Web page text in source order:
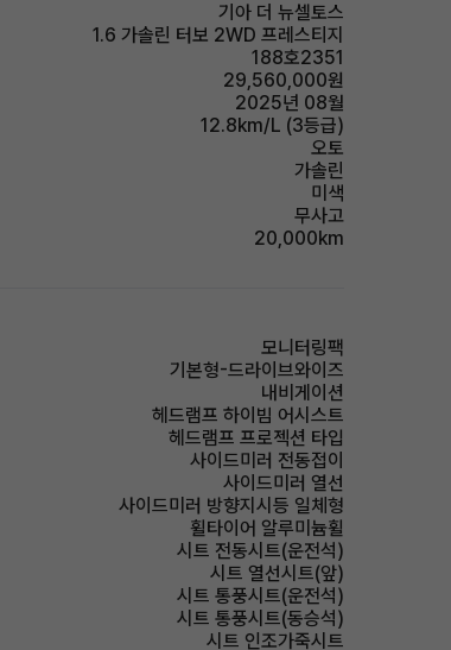
기아 더 뉴셀토스
1.6 가솔린 터보 2WD 프레스티지
188호2351
29,560,000원
2025년 08월
12.8km/L (3등급)
오토
가솔린
미색
무사고
20,000km
모니터링팩
기본형-드라이브와이즈
내비게이션
헤드램프 하이빔 어시스트
헤드램프 프로젝션 타입
사이드미러 전동접이
사이드미러 열선
사이드미러 방향지시등 일체형
휠타이어 알루미늄휠
시트 전동시트(운전석)
시트 열선시트(앞)
시트 통풍시트(운전석)
시트 통풍시트(동승석)
시트 인조가죽시트